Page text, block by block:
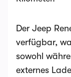
Der Jeep
verfügbar,
sowohl
externes